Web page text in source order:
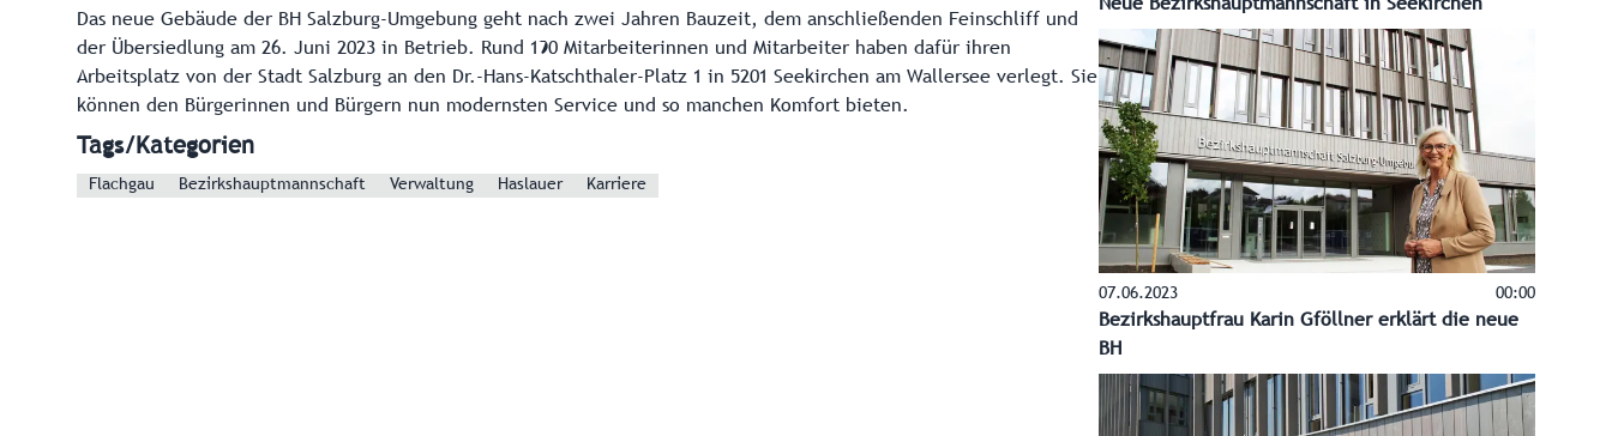
Das neue Gebäude der BH Salzburg-Umgebung geht nach zwei Jahren Bauzeit, dem anschließenden Feinschliff und
der Übersiedlung am 26. Juni 2023 in Betrieb. Rund 190 Mitarbeiterinnen und Mitarbeiter haben dafür ihren
Arbeitsplatz von der Stadt Salzburg an den Dr.-Hans-Katschthaler-Platz 1 in 5201 Seekirchen am Wallersee verlegt. Sie
können den Bürgerinnen und Bürgern nun modernsten Service und so manchen Komfort bieten.
Tags/Kategorien
Flachgau Bezirkshauptmannschaft Verwaltung Haslauer Karriere
Neue Bezirkshauptmannschaft in Seekirchen
07.06.2023 00:00
Bezirkshauptfrau Karin Gföllner erklärt die neue
BH